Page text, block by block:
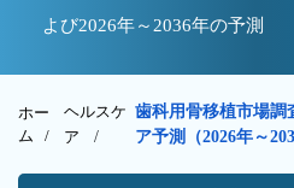
よび2026年～2036年の予測
ホー
ム /
ヘルスケ
ア /
歯科用骨移植市場調
ア予測（2026年～